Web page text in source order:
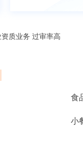
质业务 过审率高
食
小